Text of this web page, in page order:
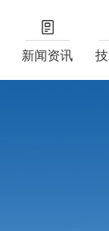
新闻资讯